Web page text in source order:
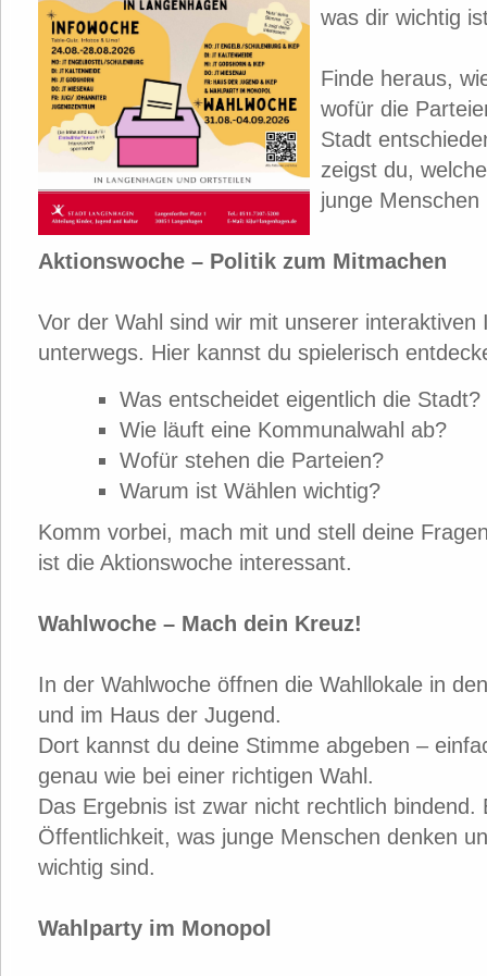
was dir wichtig
Finde heraus,
wofür die
Stadt
zeigst du,
junge Menschen
Aktionswoche – Politik zum Mitmachen
Vor der Wahl sind wir mit unserer
unterwegs. Hier kannst du spielerisch
Was entscheidet eigentlich die Stadt?
Wie läuft eine Kommunalwahl ab?
Wofür stehen die Parteien?
Warum ist Wählen wichtig?
Komm vorbei, mach mit und stell deine
ist die Aktionswoche interessant.
Wahlwoche – Mach dein Kreuz!
In der Wahlwoche öffnen die Wahllokale in
und im Haus der Jugend.
Dort kannst du deine Stimme abgeben –
genau wie bei einer richtigen Wahl.
Das Ergebnis ist zwar nicht rechtlich bindend.
Öffentlichkeit, was junge Menschen denken
wichtig sind.
Wahlparty im Monopol